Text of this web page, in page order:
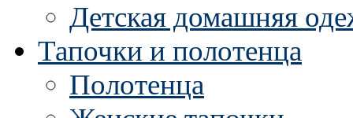
Детская домашняя
Тапочки и полотенца
Полотенца